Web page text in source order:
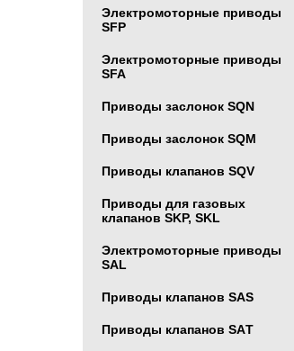
Электромоторные приводы
SFP
Электромоторные приводы
SFA
Приводы заслонок SQN
Приводы заслонок SQM
Приводы клапанов SQV
Приводы для газовых
клапанов SKP, SKL
Электромоторные приводы
SAL
Приводы клапанов SAS
Приводы клапанов SAТ